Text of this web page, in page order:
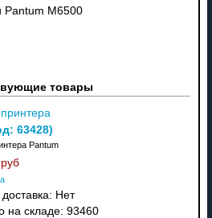
Pantum M6500
товары
63428)
Pantum
Нет
на складе: 93460